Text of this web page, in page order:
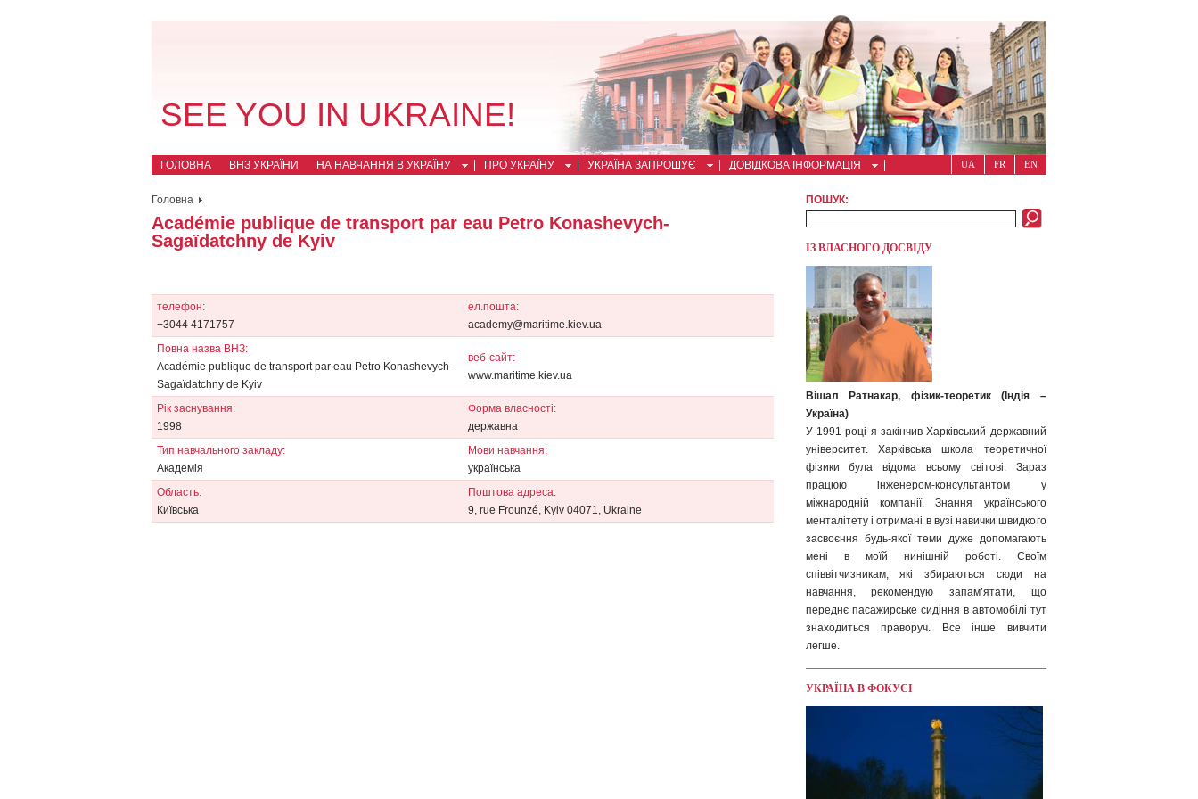
SEE YOU IN UKRAINE!
ГОЛОВНА ВНЗ УКРАЇНИ НА НАВЧАННЯ В УКРАЇНУ ПРО УКРАЇНУ УКРАЇНА ЗАПРОШУЄ ДОВІДКОВА ІНФОРМАЦІЯ EN
FR
UA
Головна
Académie publique de transport par eau Petro Konashevych-
Sagaїdatchny de Kyiv
телефон:
+3044 4171757
ел.пошта:
academy@maritime.kiev.ua
Повна назва ВНЗ:
Académie publique de transport par eau Petro Konashevych-
Sagaїdatchny de Kyiv
веб-сайт:
www.maritime.kiev.ua
Рік заснування:
1998
Форма власності:
державна
Тип навчального закладу:
Академія
Мови навчання:
українська
Область:
Київська
Поштова адреса:
9, rue Frounzé, Kyiv 04071, Ukraine
ПОШУК:
ІЗ ВЛАСНОГО ДОСВІДУ
Вішал Ратнакар, фізик-теоретик (Індія –
Україна)
У 1991 році я закінчив Харківський державний
університет. Харківська школа теоретичної
фізики була відома всьому світові. Зараз
працюю інженером-консультантом у
міжнародній компанії. Знання українського
менталітету і отримані в вузі навички швидкого
засвоєння будь-якої теми дуже допомагають
мені в моїй нинішній роботі. Своїм
співвітчизникам, які збираються сюди на
навчання, рекомендую запам’ятати, що
переднє пасажирське сидіння в автомобілі тут
знаходиться праворуч. Все інше вивчити
легше.
УКРАЇНА В ФОКУСІ